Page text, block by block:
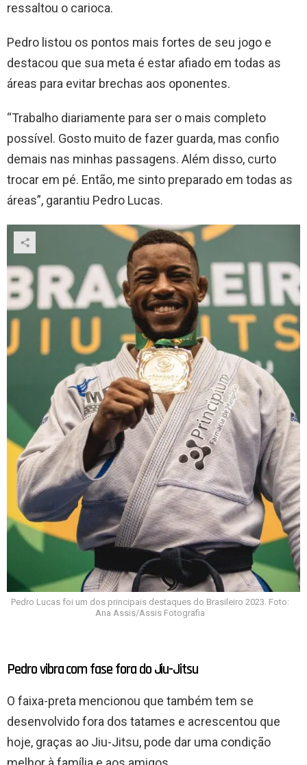
ressaltou o carioca.
Pedro listou os pontos mais fortes de seu jogo e
destacou que sua meta é estar afiado em todas as
áreas para evitar brechas aos oponentes.
“Trabalho diariamente para ser o mais completo
possível. Gosto muito de fazer guarda, mas confio
demais nas minhas passagens. Além disso, curto
trocar em pé. Então, me sinto preparado em todas as
áreas”, garantiu Pedro Lucas.
Pedro Lucas foi um dos principais destaques do Brasileiro 2023. Foto:
Ana Assis/Assis Fotografia
Pedro vibra com fase fora do Jiu-Jitsu
O faixa-preta mencionou que também tem se
desenvolvido fora dos tatames e acrescentou que
hoje, graças ao Jiu-Jitsu, pode dar uma condição